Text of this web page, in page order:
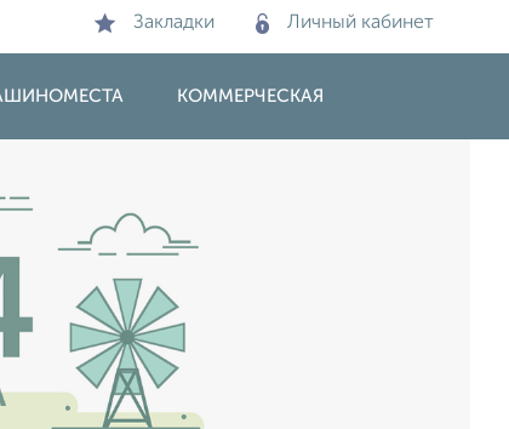
Закладки Личный кабинет
КОММЕРЧЕСКАЯ